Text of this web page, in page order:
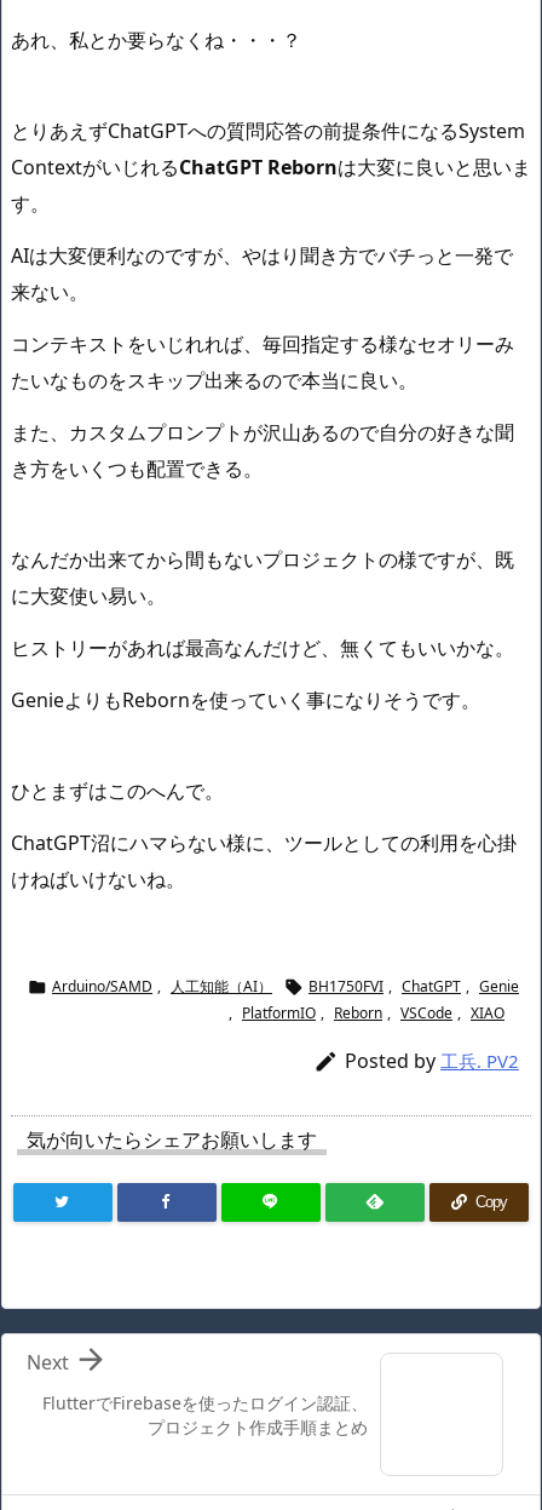
あれ、私とか要らなくね・・・？
とりあえずChatGPTへの質問応答の前提条件になるSystem
ContextがいじれるChatGPT Rebornは大変に良いと思いま
す。
AIは大変便利なのですが、やはり聞き方でバチっと一発で
来ない。
コンテキストをいじれれば、毎回指定する様なセオリーみ
たいなものをスキップ出来るので本当に良い。
また、カスタムプロンプトが沢山あるので自分の好きな聞
き方をいくつも配置できる。
なんだか出来てから間もないプロジェクトの様ですが、既
に大変使い易い。
ヒストリーがあれば最高なんだけど、無くてもいいかな。
GenieよりもRebornを使っていく事になりそうです。
ひとまずはこのへんで。
ChatGPT沼にハマらない様に、ツールとしての利用を心掛
けねばいけないね。
 Arduino/SAMD , 人工知能（AI）  BH1750FVI , ChatGPT , Genie
, PlatformIO , Reborn , VSCode , XIAO
 Posted by 工兵. PV2
気が向いたらシェアお願いします
Copy
FlutterでFirebaseを使ったログイン認証、
プロジェクト作成手順まとめ

Next